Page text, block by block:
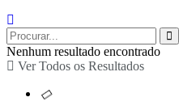
Nenhum resultado encontrado
Ver Todos os Resultados